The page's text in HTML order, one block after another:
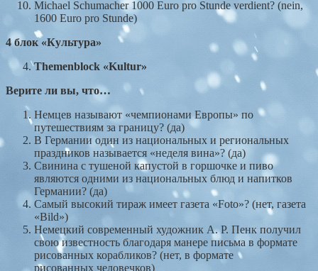
Michael Schumacher 1000 Euro pro Stunde verdient? (nein,
1600 Euro pro Stunde)
4блок «Культура»
Themenblock «Kultur»
Верите ли вы, что…
Немцев называют «чемпионами Европы» по
путешествиям за границу? (да)
В Германии один из национальных и региональных
праздников называется «неделя вина»? (да)
Свинина с тушеной капустой в горшочке и пиво
являются одними из национальных блюд и напитков
Германии? (да)
Самый высокий тираж имеет газета «Foto»? (нет, газета
«Bild»)
Немецкий современный художник А. Р. Пенк получил
свою известность благодаря манере письма в формате
рисованных корабликов? (нет, в формате
рисованных человечков)